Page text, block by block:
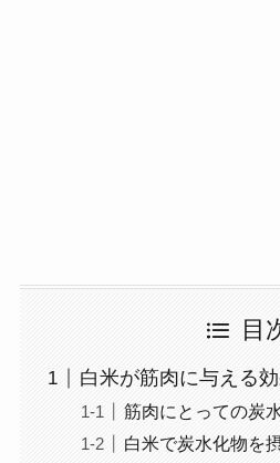
目
白米が筋肉に与える
筋肉にとっての炭
白米で炭水化物を